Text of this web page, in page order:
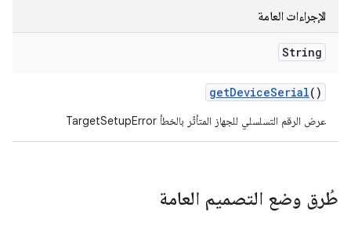
الإجراءات العامة
String
getDeviceSerial()
عرض الرقم التسلسلي للجهاز المتأثّر بالخطأ TargetSetupError
طُرق وضع التصميم العامة